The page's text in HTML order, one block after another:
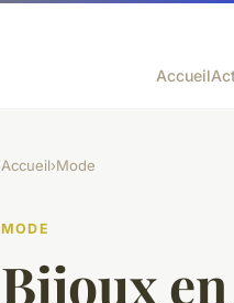
Accueil
Accueil›Mode
MODE
Bijoux